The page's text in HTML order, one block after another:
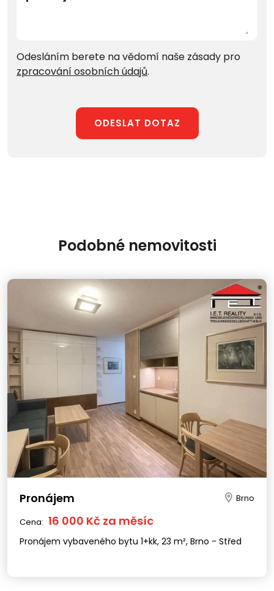
Odesláním berete na vědomí naše zásady pro
zpracování osobních údajů.
ODESLAT DOTAZ
Podobné nemovitosti
Pronájem Brno
Cena: 16 000 Kč za měsíc
Pronájem vybaveného bytu 1+kk, 23 m², Brno - Střed